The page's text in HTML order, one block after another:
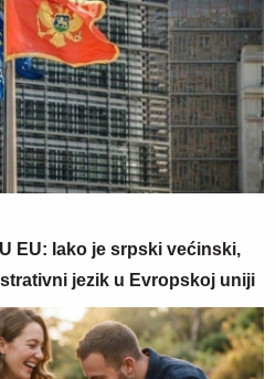
EU: Iako je srpski većinski,
jezik u Evropskoj uniji